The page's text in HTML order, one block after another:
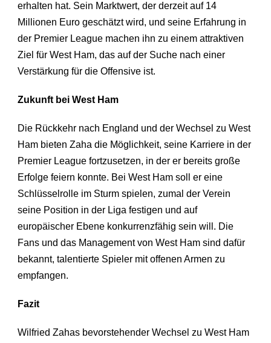
erhalten hat. Sein Marktwert, der derzeit auf 14
Millionen Euro geschätzt wird, und seine Erfahrung in
der Premier League machen ihn zu einem attraktiven
Ziel für West Ham, das auf der Suche nach einer
Verstärkung für die Offensive ist.
Zukunft bei West Ham
Die Rückkehr nach England und der Wechsel zu West
Ham bieten Zaha die Möglichkeit, seine Karriere in der
Premier League fortzusetzen, in der er bereits große
Erfolge feiern konnte. Bei West Ham soll er eine
Schlüsselrolle im Sturm spielen, zumal der Verein
seine Position in der Liga festigen und auf
europäischer Ebene konkurrenzfähig sein will. Die
Fans und das Management von West Ham sind dafür
bekannt, talentierte Spieler mit offenen Armen zu
empfangen.
Fazit
Wilfried Zahas bevorstehender Wechsel zu West Ham